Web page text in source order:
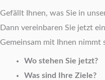
Gefällt Ihnen, was Sie in
Dann vereinbaren Sie jetzt
Gemeinsam mit Ihnen nimmt
Wo stehen Sie jetzt?
Was sind Ihre Ziele?